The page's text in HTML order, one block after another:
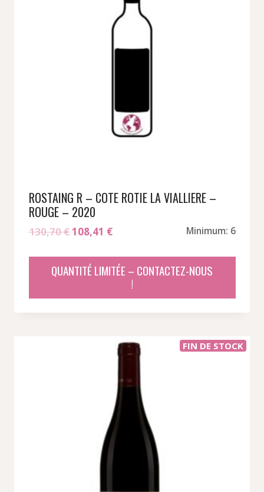
ROSTAING R – COTE ROTIE LA VIALLIERE –
ROUGE – 2020
130,70€Le
initial
était :
108,41 €Le
actuel
est :
Minimum: 6
QUANTITÉ LIMITÉE – CONTACTEZ-NOUS
!
FIN DE STOCK